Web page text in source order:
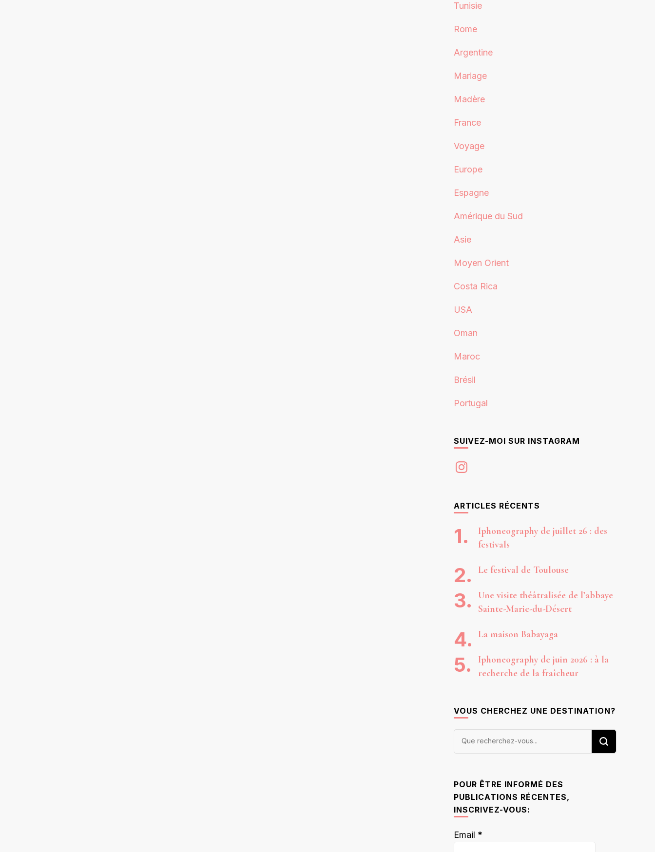
Tunisie
Rome
Argentine
Mariage
Madère
France
Voyage
Europe
Espagne
Amérique du Sud
Asie
Moyen Orient
Costa Rica
USA
Oman
Maroc
Brésil
Portugal
SUIVEZ-MOI SUR INSTAGRAM
Instagram
ARTICLES RÉCENTS
Iphoneography de juillet 26 : des
festivals
Le festival de Toulouse
Une visite théâtralisée de l’abbaye
Sainte-Marie-du-Désert
La maison Babayaga
Iphoneography de juin 2026 : à la
recherche de la fraîcheur
VOUS CHERCHEZ UNE DESTINATION?
Vous
POUR ÊTRE INFORMÉ DES
PUBLICATIONS RÉCENTES,
INSCRIVEZ-VOUS:
Email *